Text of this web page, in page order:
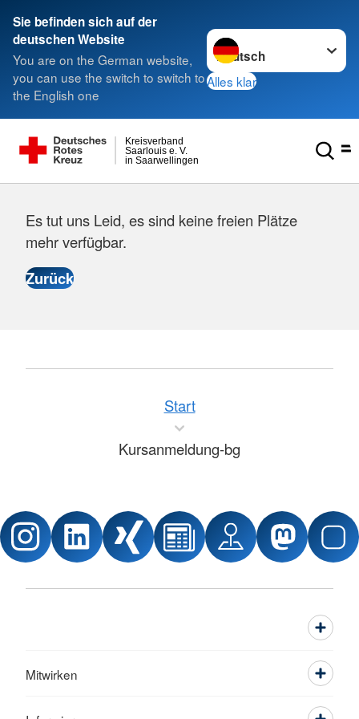
Sie befinden sich auf der
deutschen Website
You are on the German website,
you can use the switch to switch to
the English one
Sprache wechseln zu
Alles klar
in Saarwellingen
Saarlouis e. V.
Kreisverband
Es tut uns Leid, es sind keine freien Plätze
mehr verfügbar.
Start
Kursanmeldung-bg
Mitwirken